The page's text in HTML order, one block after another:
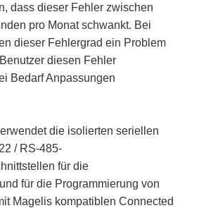
dass dieser Fehler zwischen
pro Monat schwankt. Bei
dieser Fehlergrad ein Problem
diesen Fehler
Bedarf Anpassungen
die isolierten seriellen
/ RS-485-
für die
für die Programmierung von
Magelis kompatiblen Connected